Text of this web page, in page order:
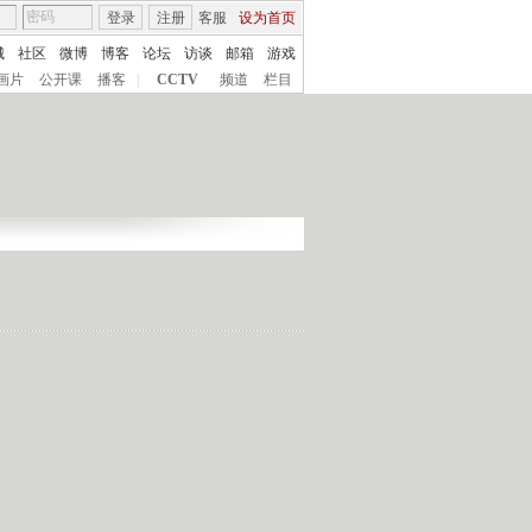
客服 设为首页
登录 注册
社区 微博 博客 论坛 访谈 邮箱
游戏
片
公开课 播客 CCTV 频道 栏目